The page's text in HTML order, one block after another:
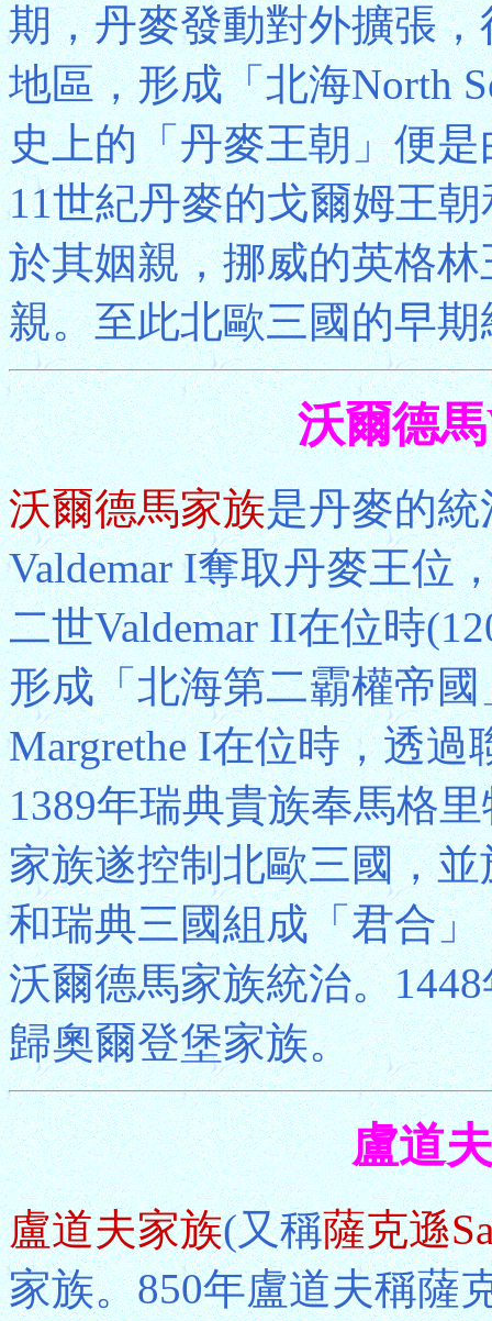
期，丹麥發動對外擴張
地區，形成「北海North
史上的「丹麥王朝」便
11世紀丹麥的戈爾姆王
於其姻親，挪威的英格
親。至此北歐三國的早
沃爾德
沃爾德馬家族是丹麥的統
Valdemar I奪取丹麥王位
二世Valdemar II在位時
形成「北海第二霸權帝
Margrethe I在位時，透
1389年瑞典貴族奉馬格
家族遂控制北歐三國，
和瑞典三國組成「君合
沃爾德馬家族統治。
歸奧爾登堡家族。
盧道
盧道夫家族(又稱薩克遜
家族。850年盧道夫稱薩